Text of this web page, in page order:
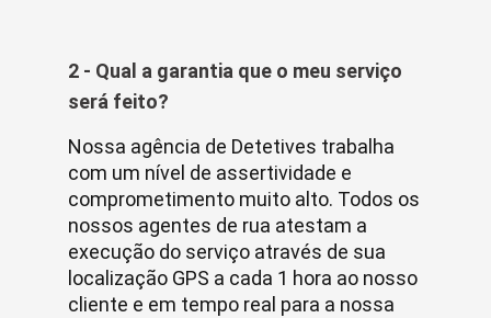
2 - Qual a garantia que o meu serviço
será feito?
Nossa agência de Detetives trabalha
com um nível de assertividade e
comprometimento muito alto. Todos os
nossos agentes de rua atestam a
execução do serviço através de sua
localização GPS a cada 1 hora ao nosso
cliente e em tempo real para a nossa